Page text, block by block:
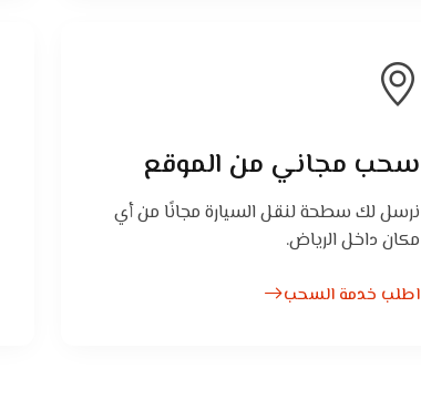
سحب مجاني من الموقع
نرسل لك سطحة لنقل السيارة مجانًا من أي
مكان داخل الرياض.
اطلب خدمة السحب